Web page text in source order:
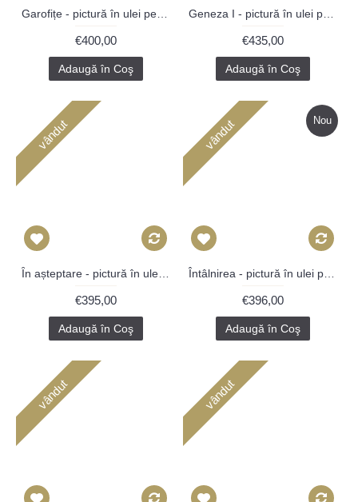
€400,00
Adaugă în Coş
€435,00
Adaugă în Coş
vândut
€395,00
Adaugă în Coş
Nou
vândut
€396,00
Adaugă în Coş
vândut vândut